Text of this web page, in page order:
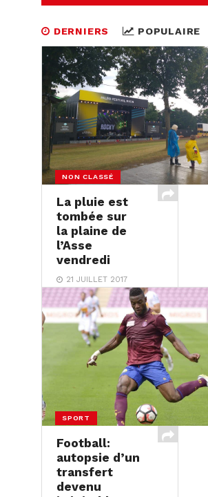
DERNIERS POPULAIRE
NON CLASSÉ
La pluie est
tombée sur
la plaine de
l’Asse
vendredi
21 JUILLET 2017
SPORT
Football:
autopsie d’un
transfert
devenu